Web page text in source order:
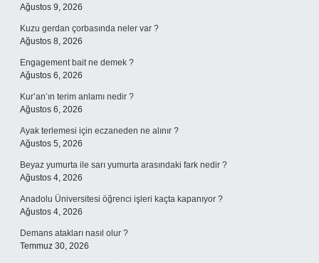
Ağustos 9, 2026
Kuzu gerdan çorbasında neler var ?
Ağustos 8, 2026
Engagement bait ne demek ?
Ağustos 6, 2026
Kur’an’ın terim anlamı nedir ?
Ağustos 6, 2026
Ayak terlemesi için eczaneden ne alınır ?
Ağustos 5, 2026
Beyaz yumurta ile sarı yumurta arasındaki fark nedir ?
Ağustos 4, 2026
Anadolu Üniversitesi öğrenci işleri kaçta kapanıyor ?
Ağustos 4, 2026
Demans atakları nasıl olur ?
Temmuz 30, 2026